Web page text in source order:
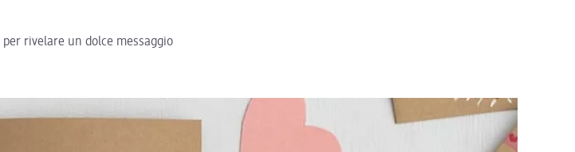
rivelare un dolce messaggio